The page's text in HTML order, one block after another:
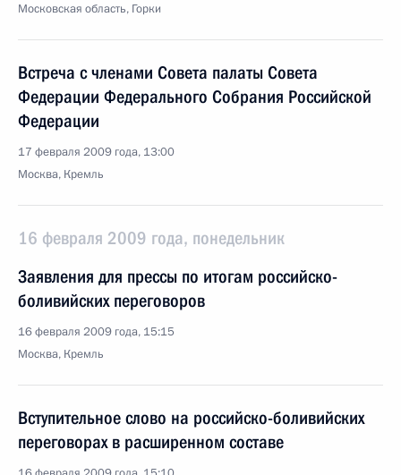
Московская область, Горки
Встреча с членами Совета палаты Совета
Федерации Федерального Собрания Российской
Федерации
17 февраля 2009 года, 13:00
Москва, Кремль
16 февраля 2009 года, понедельник
Заявления для прессы по итогам российско-
боливийских переговоров
16 февраля 2009 года, 15:15
Москва, Кремль
Вступительное слово на российско-боливийских
переговорах в расширенном составе